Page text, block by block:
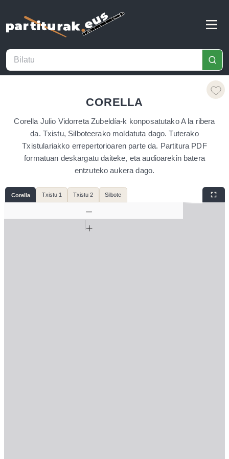
CORELLA
Corella Julio Vidorreta Zubeldía-k konposatutako A la ribera
da. Txistu, Silboteerako moldatuta dago. Tuterako
Txistulariakko errepertorioaren parte da. Partitura PDF
formatuan deskargatu daiteke, eta audioarekin batera
entzuteko aukera dago.
Corella Txistu 1 Txistu 2 Silbote